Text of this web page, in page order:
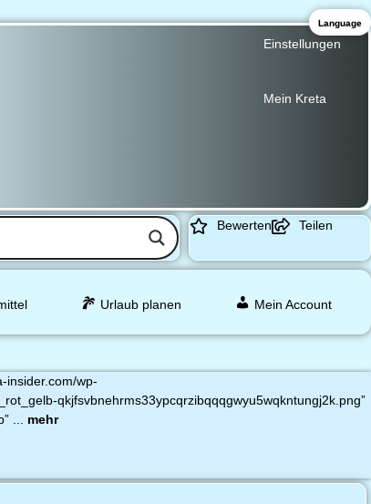
Einstellungen
Mein Kreta
Bewerten Teilen
Urlaub planen Mein Account
insider.com/wp-
qkjfsvbnehrms33ypcqrzibqqqgwyu5wqkntungj2k.png”
... mehr
Language